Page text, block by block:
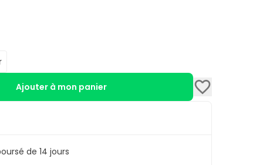
Ajouter à mon panier
de 14 jours